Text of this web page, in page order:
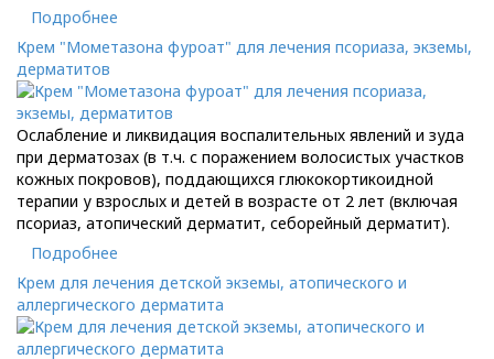
Подробнее
Крем "Мометазона фуроат" для лечения псориаза, экземы,
дерматитов
Ослабление и ликвидация воспалительных явлений и зуда
при дерматозах (в т.ч. с поражением волосистых участков
кожных покровов), поддающихся глюкокортикоидной
терапии у взрослых и детей в возрасте от 2 лет (включая
псориаз, атопический дерматит, себорейный дерматит).
Подробнее
Крем для лечения детской экземы, атопического и
аллергического дерматита